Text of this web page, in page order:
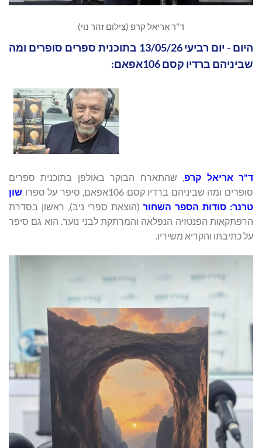
ד"ר אריאל קרפ (צילום זהר נוי)
היום - יום רביעי 13/05/26 בתוכנית ספרים סופרים ומה
שביניהם ברדיו קסם 106אפאם:
ד"ר אריאל קרפ, שהתארח הבוקר באולפן בתוכנית ספרים
סופרים ומה שביניהם ברדיו קסם 106אפאם, סיפר על ספרו
שון
טרנר: סודות הספר השחור(הוצאת ספרי ניב), ראשון בסדרת
הרפתקאות הפנטזיה הנפלאה והמרתקת לבני נוער. הוא גם סיפר
על כתיבתו והקריא משיריו.